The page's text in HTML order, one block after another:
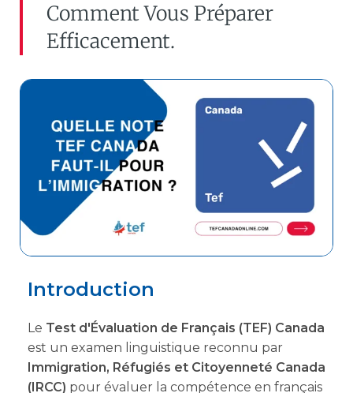
Comment Vous Préparer
Efficacement.
Introduction
Le Test d'Évaluation de Français (TEF) Canada
est un examen linguistique reconnu par
Immigration, Réfugiés et Citoyenneté Canada
(IRCC) pour évaluer la compétence en français